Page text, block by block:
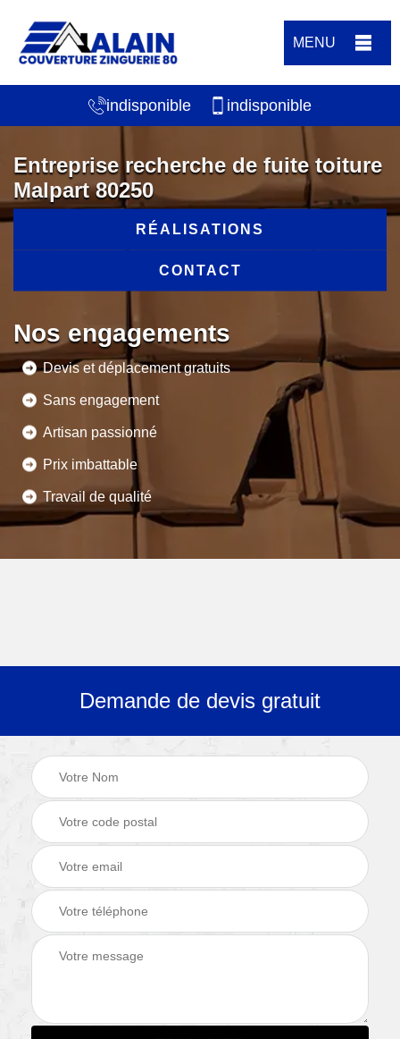
MENU
indisponible indisponible
Entreprise recherche de fuite toiture
Malpart 80250
RÉALISATIONS
CONTACT
Nos engagements
Devis et déplacement gratuits
Sans engagement
Artisan passionné
Prix imbattable
Travail de qualité
Demande de devis gratuit